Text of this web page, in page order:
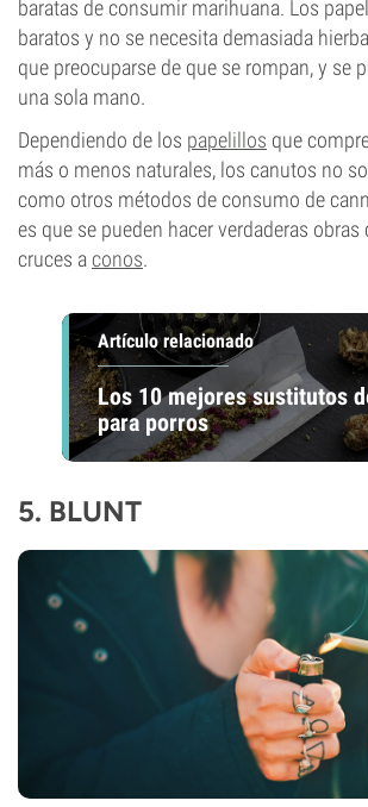
baratas de consumir marihuana. Los
baratos y no se necesita demasiada
que preocuparse de que se rompan, y se
una sola mano.
Dependiendo de los papelillos que
más o menos naturales, los canutos no
como otros métodos de consumo de
es que se pueden hacer verdaderas obras
cruces aconos.
Artículo relacionado
Los 10 mejores sustitutos
para porros
5. BLUNT